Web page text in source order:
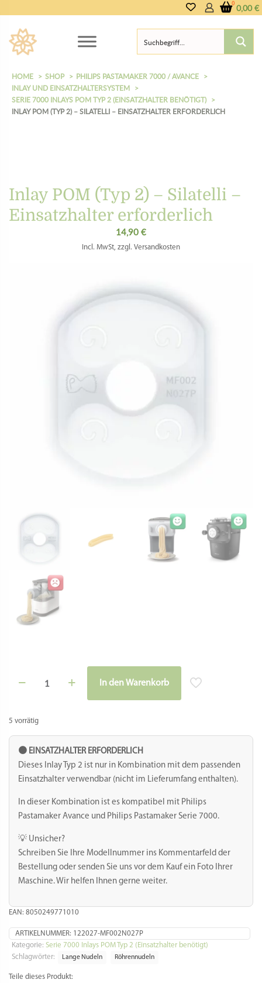
0,00€
HOME SHOP
PHILIPS PASTAMAKER 7000 / AVANCE
INLAY UND EINSATZHALTERSYSTEM
SERIE 7000 INLAYS POM TYP 2 (EINSATZHALTER BENÖTIGT)
INLAY POM (TYP 2) – SILATELLI – EINSATZHALTER ERFORDERLICH
Inlay POM (Typ 2) – Silatelli –
Einsatzhalter erforderlich
14,90 €
Incl. MwSt, zzgl. Versandkosten
5 vorrätig
POM
-
-
Einsatzhalter
erforderlich
In den Warenkorb
🟠 EINSATZHALTER ERFORDERLICH
Dieses Inlay Typ 2 ist nur in Kombination mit dem passenden
Einsatzhalter verwendbar (nicht im Lieferumfang enthalten).
In dieser Kombination ist es kompatibel mit Philips
Pastamaker Avance und Philips Pastamaker Serie 7000.
💡 Unsicher?
Schreiben Sie Ihre Modellnummer ins Kommentarfeld der
Bestellung oder senden Sie uns vor dem Kauf ein Foto Ihrer
Maschine. Wir helfen Ihnen gerne weiter.
EAN: 8050249771010
ARTIKELNUMMER: 122027-MF002N027P
Kategorie: Serie 7000 Inlays POM Typ 2 (Einsatzhalter benötigt)
Schlagwörter:
Lange Nudeln Röhrennudeln
Teile dieses Produkt: